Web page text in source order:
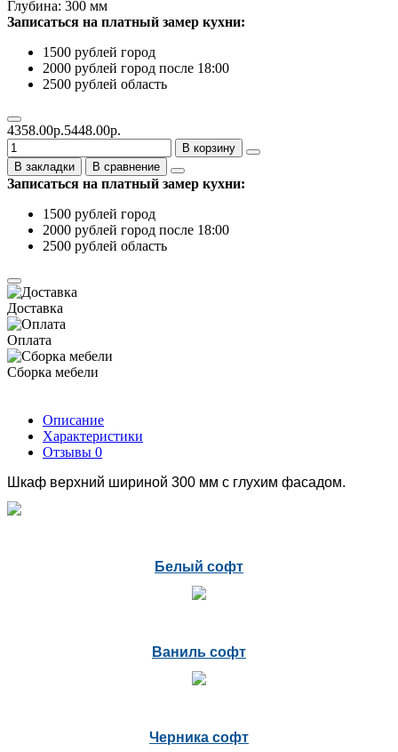
Глубина: 300 мм
Записаться на платный замер кухни:
1500 рублей город
2000 рублей город после 18:00
2500 рублей область
4358.00р.5448.00р.
В корзину
В закладки
В сравнение
Записаться на платный замер кухни:
1500 рублей город
2000 рублей город после 18:00
2500 рублей область
Доставка
Оплата
Сборка мебели
Описание
Характеристики
Отзывы 0
Шкаф верхний шириной 300 мм с глухим фасадом.
Белый софт
Ваниль софт
Черника софт